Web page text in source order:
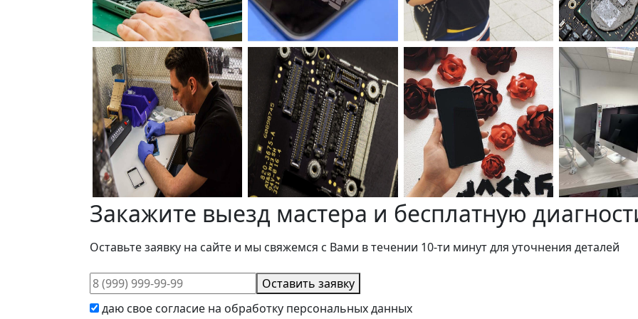
Закажите выезд мастера и бесплатную
Оставьте заявку на сайте и мы свяжемся с Вами в течении 10-ти минут для уточнения деталей
Оставить заявку
даю свое согласие на обработку персональных данных